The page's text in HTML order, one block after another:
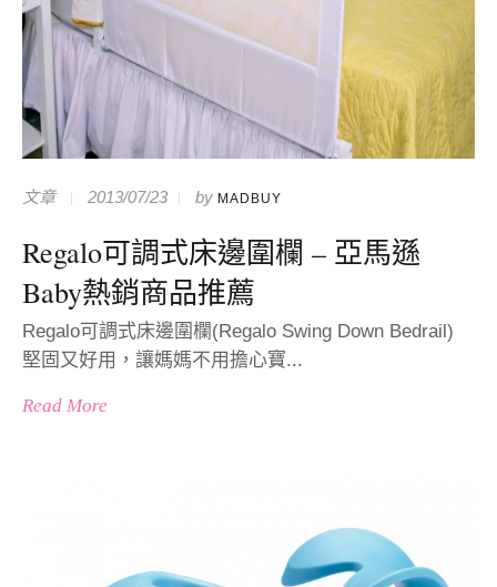
文章 2013/07/23 by MADBUY
Regalo可調式床邊圍欄 – 亞馬遜
Baby熱銷商品推薦
Regalo可調式床邊圍欄(Regalo Swing Down Bedrail)
堅固又好用，讓媽媽不用擔心寶...
Read More